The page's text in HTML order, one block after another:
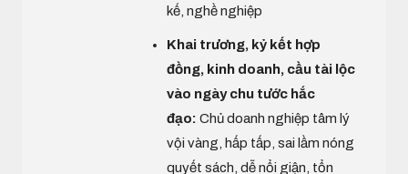
kế, nghề nghiệp
Khai trương, kỷ kết hợp
đồng, kinh doanh, cầu tài lộc
vào ngày chu tước hắc
đạo: Chủ doanh nghiệp tâm lý
vội vàng, hấp tấp, sai lầm nóng
quyết sách, dễ nổi giận, tổn